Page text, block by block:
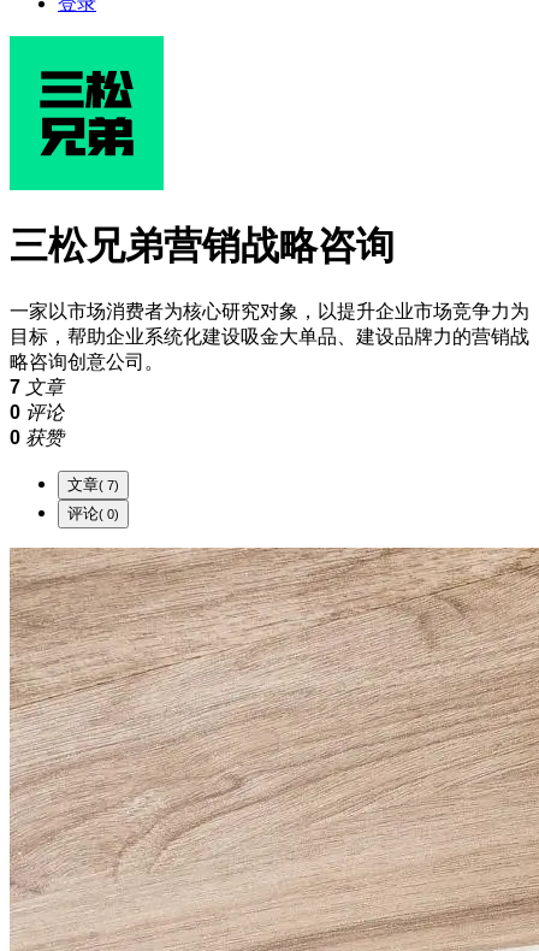
三松兄弟营销战略咨询
一家以市场消费者为核心研究对象，以提升企业市场竞争力为
目标，帮助企业系统化建设吸金大单品、建设品牌力的营销战
略咨询创意公司。
7 文章
0 评论
0 获赞
文章 ( 7)
评论 ( 0)